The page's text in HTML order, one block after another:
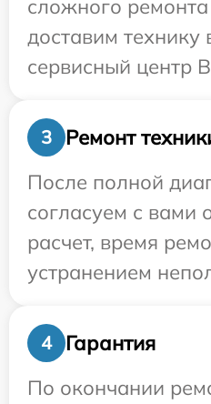
сложного
доставим технику
сервисный центр
3
Ремонт
После полной
согласуем с вами
расчет, время
устранением
4
Гарантия
По окончании